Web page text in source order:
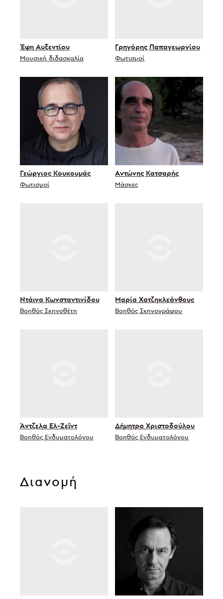
Έφη Αυξεντίου
Μουσική διδασκαλία
Γρηγόρης Παπαγεωργίου
Φωτισμοί
Γεώργιος Κουκουμάς
Φωτισμοί
Αντώνης Κατσαρής
Μάσκες
Ντάινα Κωνσταντινίδου
Βοηθός Σκηνοθέτη
Μαρία Χατζηκλεάνθους
Βοηθός Σκηνογράφου
Άντζελα Ελ-Ζεΐντ
Βοηθός Ενδυματολόγου
Δήμητρα Χριστοδούλου
Βοηθός Ενδυματολόγου
Διανομή